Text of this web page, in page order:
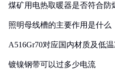
煤矿用电热取暖器是否符合防
照明母线槽的主要作用是什么
A516Gr70对应国内材质及低
镀镍钢带可以过多少电流